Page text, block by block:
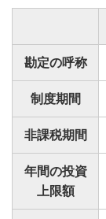
勘定の呼称
制度期間
非課税期間
年間の投資
上限額